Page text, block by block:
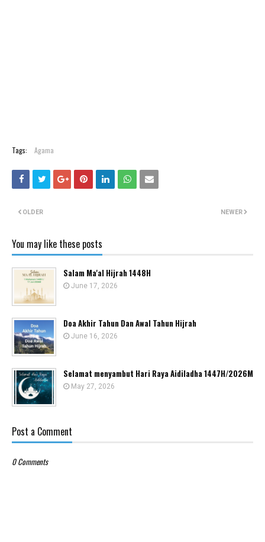
Tags: Agama
NEWER
OLDER
You may like these posts
Salam Ma'al Hijrah 1448H
June 17, 2026
Doa Akhir Tahun Dan Awal Tahun Hijrah
June 16, 2026
Selamat menyambut Hari Raya Aidiladha 1447H/2026M
May 27, 2026
Post a Comment
0 Comments